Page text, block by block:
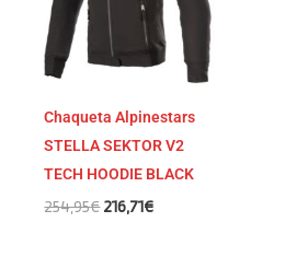
Chaqueta Alpinestars
STELLA SEKTOR V2
TECH HOODIE BLACK
254,95€216,71€